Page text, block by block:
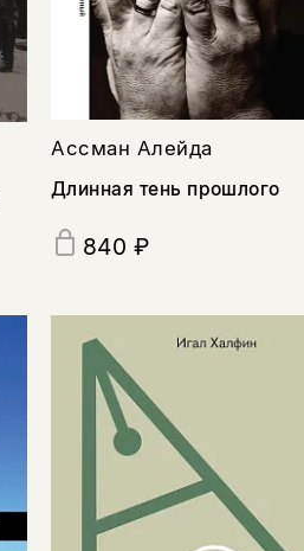
Ассман Алейда
Длинная тень прошлого
840 ₽